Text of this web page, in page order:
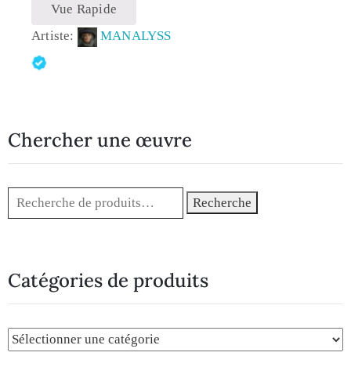
Vue Rapide
Artiste:
MANALYSS
Chercher une œuvre
Recherche
Catégories de produits